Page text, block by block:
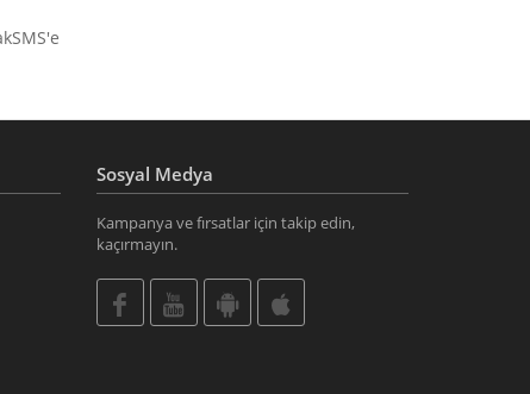
Sosyal Medya
Kampanya ve fırsatlar için takip edin,
kaçırmayın.